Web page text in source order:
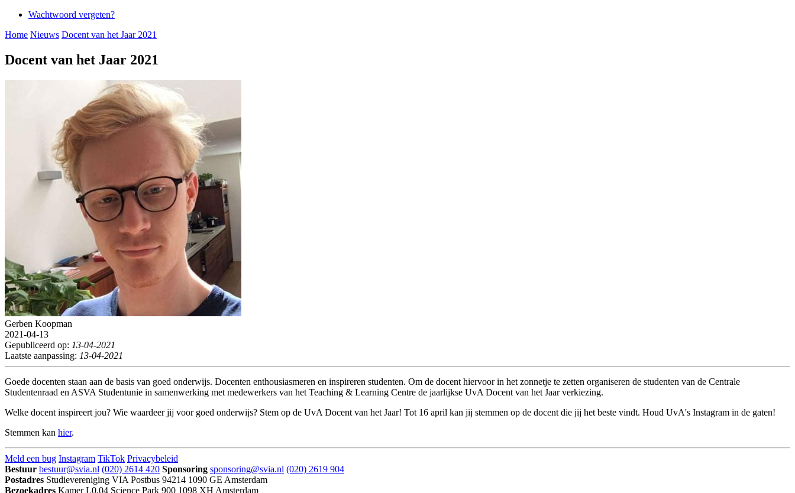
Wachtwoord vergeten?
Home Nieuws Docent van het Jaar 2021
Docent van het Jaar 2021
Gerben Koopman
2021-04-13
Gepubliceerd op: 13-04-2021
Laatste aanpassing: 13-04-2021
Goede docenten staan aan de basis van goed onderwijs. Docenten enthousiasmeren en inspireren studenten. Om de docent hiervoor in het zonnetje te zetten organiseren de studenten van de Centrale
Studentenraad en ASVA Studentunie in samenwerking met medewerkers van het Teaching & Learning Centre de jaarlijkse UvA Docent van het Jaar verkiezing.
Welke docent inspireert jou? Wie waardeer jij voor goed onderwijs? Stem op de UvA Docent van het Jaar! Tot 16 april kan jij stemmen op de docent die jij het beste vindt. Houd UvA's Instagram in de gaten!
Stemmen kan hier.
Meld een bug Instagram TikTok Privacybeleid
Bestuur bestuur@svia.nl (020) 2614 420 Sponsoring sponsoring@svia.nl (020) 2619 904
Postadres Studievereniging VIA Postbus 94214 1090 GE Amsterdam
Bezoekadres Kamer L0.04 Science Park 900 1098 XH Amsterdam